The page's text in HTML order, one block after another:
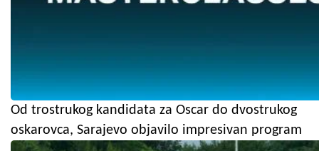
Od trostrukog kandidata za Oscar do dvostrukog
oskarovca, Sarajevo objavilo impresivan program